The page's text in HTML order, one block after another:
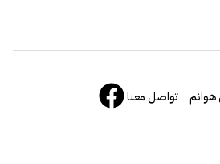
تواصل معنا